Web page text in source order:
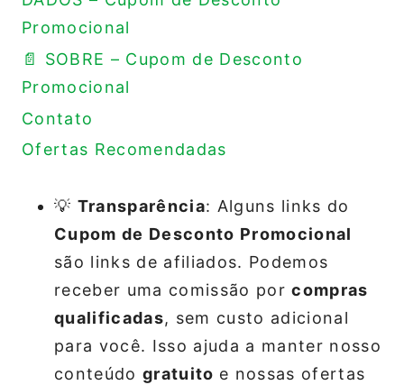
Promocional
📄 SOBRE – Cupom de Desconto
Promocional
Contato
Ofertas Recomendadas
💡 Transparência: Alguns links do
Cupom de Desconto Promocional
são links de afiliados. Podemos
receber uma comissão porcompras
qualificadas, sem custo adicional
para você. Isso ajuda a manter nosso
conteúdo gratuito e nossas ofertas